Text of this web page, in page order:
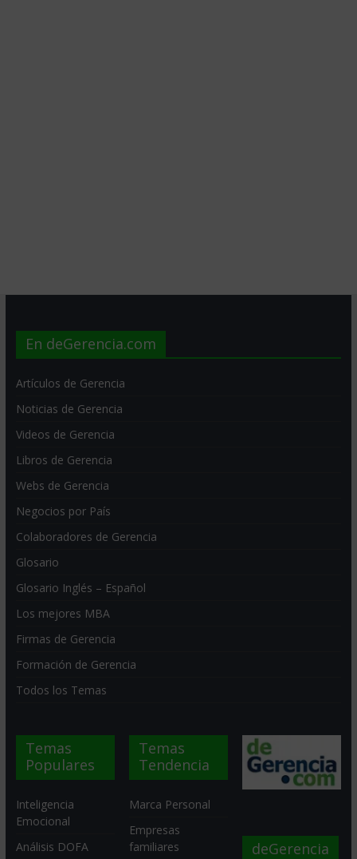
En deGerencia.com
Artículos de Gerencia
Noticias de Gerencia
Videos de Gerencia
Libros de Gerencia
Webs de Gerencia
Negocios por País
Colaboradores de Gerencia
Glosario
Glosario Inglés – Español
Los mejores MBA
Firmas de Gerencia
Formación de Gerencia
Todos los Temas
Temas
Populares
Inteligencia
Emocional
Análisis DOFA
Temas
Tendencia
Marca Personal
Empresas
familiares
deGerencia